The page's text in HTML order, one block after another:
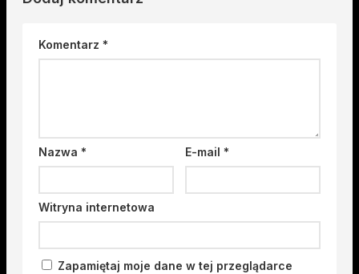
Komentarz *
Nazwa * E-mail*
Witryna internetowa
Zapamiętaj moje dane w tej przeglądarce